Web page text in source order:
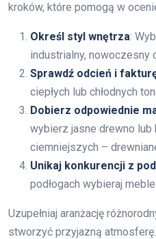
kroków, które pomogą w
Określ styl wnętrza:
industrialny, nowoczesny
Sprawdź odcień i
ciepłych lub chłodnych
Dobierz odpowiednie
wybierz jasne drewno lub
ciemniejszych –
Unikaj konkurencji z
podłogach wybieraj
Uzupełniaj aranżację
stworzyć przyjazną atmosferę.